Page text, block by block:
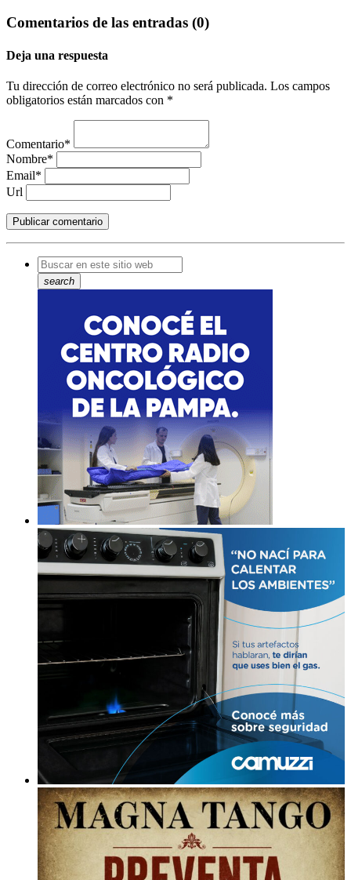
Comentarios de las entradas (0)
Deja una respuesta
Tu dirección de correo electrónico no será publicada. Los campos
obligatorios están marcados con *
Comentario*
Nombre*
Email*
Url
search